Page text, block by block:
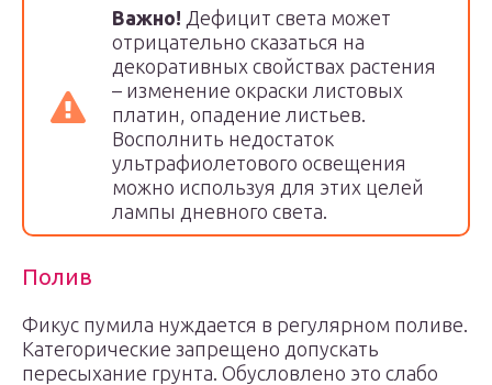
Важно! Дефицит света может
отрицательно сказаться на
декоративных свойствах растения
– изменение окраски листовых
платин, опадение листьев.
Восполнить недостаток
ультрафиолетового освещения
можно используя для этих целей
лампы дневного света.
Полив
Фикус пумила нуждается в регулярном поливе.
Категорические запрещено допускать
пересыхание грунта. Обусловлено это слабо